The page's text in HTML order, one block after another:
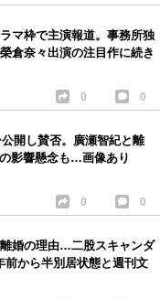
マ枠で主演報道。事務所独
倉奈々出演の注目作に続き
0 0
開し賛否。廣瀬智紀と離
影響懸念も…画像あり
0 0
婚の理由…二股スキャンダ
前から半別居状態と週刊文